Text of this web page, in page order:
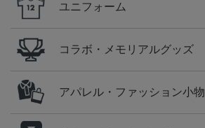
ユニフォーム
コラボ・メモリアルグッズ
アパレル・ファッション小物